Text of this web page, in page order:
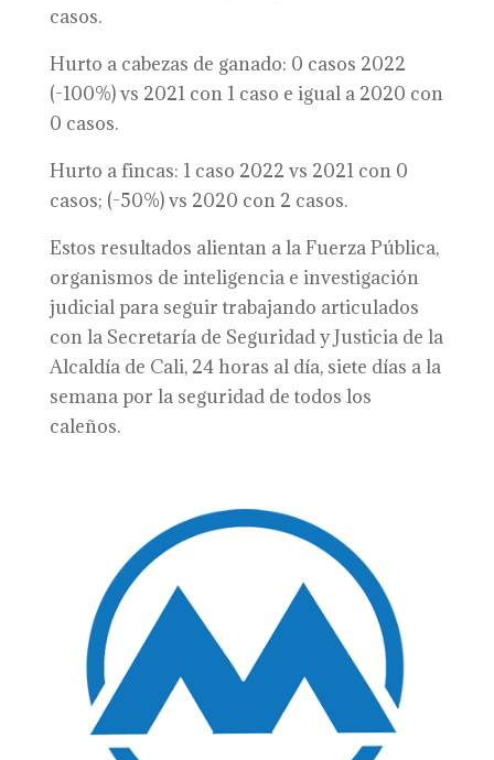
casos.
Hurto a cabezas de ganado: 0 casos 2022
(-100%) vs 2021 con 1 caso e igual a 2020 con
0 casos.
Hurto a fincas: 1 caso 2022 vs 2021 con 0
casos; (-50%) vs 2020 con 2 casos.
Estos resultados alientan a la Fuerza Pública,
organismos de inteligencia e investigación
judicial para seguir trabajando articulados
con la Secretaría de Seguridad y Justicia de la
Alcaldía de Cali, 24 horas al día, siete días a la
semana por la seguridad de todos los
caleños.